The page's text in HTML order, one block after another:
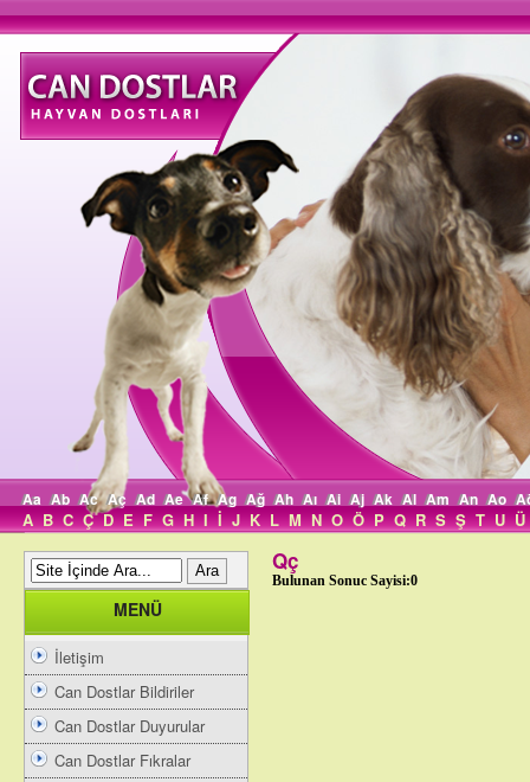
Aa Ab Ac Aç Ad Ae Af Ag Ağ Ah Aı Ai Aj Ak Al Am An Ao
A B C Ç D E F G H I İ J K L M N O Ö P Q R S Ş T U Ü
MENÜ
İletişim
Can Dostlar Bildiriler
Can Dostlar Duyurular
Can Dostlar Fıkralar
Qç
Bulunan Sonuc Sayisi:0